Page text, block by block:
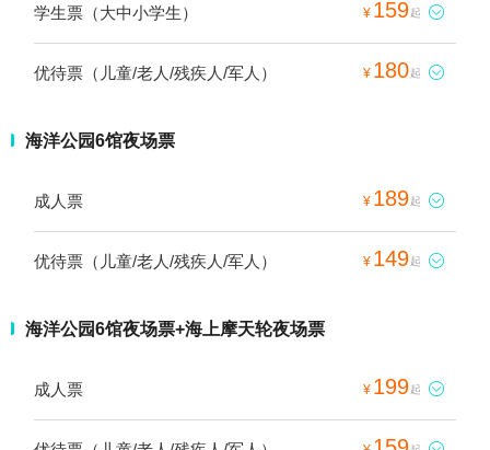
学生票（大中小学生） ¥ 159起 
优待票（儿童/老人/残疾人/军人） ¥ 180起 
海洋公园6馆夜场票
成人票 ¥ 189起 
优待票（儿童/老人/残疾人/军人） ¥ 149起 
海洋公园6馆夜场票+海上摩天轮夜场票
成人票 ¥ 199起 